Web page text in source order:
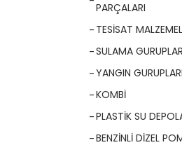
PARÇALARI
TESİSAT
SULAMA
YANGIN GURUPLARI
KOMBİ
PLASTİK SU
BENZİNLİ DİZEL